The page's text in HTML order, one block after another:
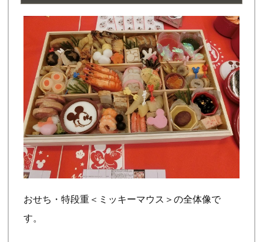
おせち・特段重＜ミッキーマウス＞の全体像で
す。